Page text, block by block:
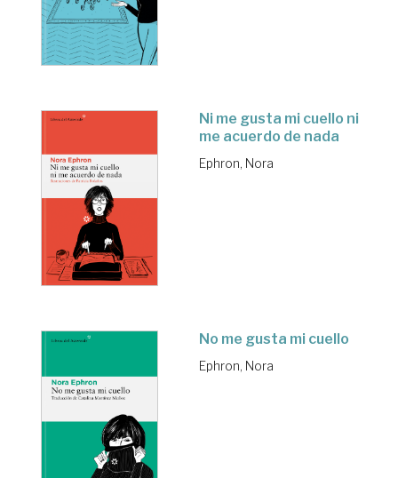
Ni me gusta mi cuello ni
me acuerdo de nada
Ephron, Nora
No me gusta mi cuello
Ephron, Nora